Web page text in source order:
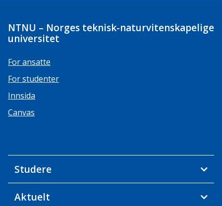
NTNU – Norges teknisk-naturvitenskapelige
universitet
For ansatte
For studenter
Innsida
Canvas
Studere
Aktuelt